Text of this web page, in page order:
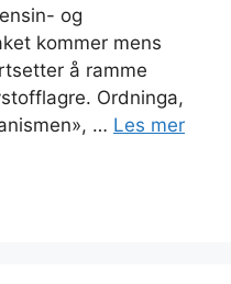
og
kommer mens
å ramme
Ordninga,
… Les mer